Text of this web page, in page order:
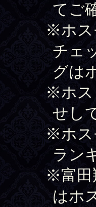
てご
※ホス
チェ
グは
※ホス
せし
※ホス
ラン
※富田
はホ